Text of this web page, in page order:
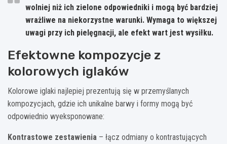
wolniej niż ich zielone odpowiedniki i mogą być bardziej
wrażliwe na niekorzystne warunki. Wymaga to większej
uwagi przy ich pielęgnacji, ale efekt wart jest wysiłku.
Efektowne kompozycje z
kolorowych iglaków
Kolorowe iglaki najlepiej prezentują się w przemyślanych
kompozycjach, gdzie ich unikalne barwy i formy mogą być
odpowiednio wyeksponowane:
Kontrastowe zestawienia – łącz odmiany o kontrastujących